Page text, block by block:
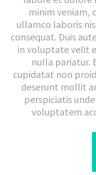
minim veniam,
ullamco laboris
consequat. Duis
in voluptate velit
nulla pariatur.
cupidatat non
deserunt mollit
perspiciatis
voluptatem